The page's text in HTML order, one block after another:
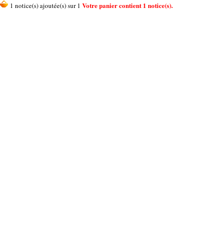
1 notice(s) ajoutée(s) sur 1 Votre panier contient 1 notice(s).